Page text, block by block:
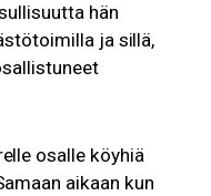
hän
ja sillä,
osalle köyhiä
aikaan kun